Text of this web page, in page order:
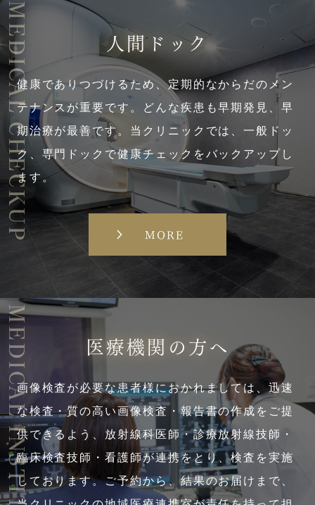
MEDICAL CHECKUP 人間ドック
健康でありつづけるため、定期的なからだのメン
テナンスが重要です。どんな疾患も早期発見、早
期治療が最善です。当クリニックでは、一般ドッ
ク、専門ドックで健康チェックをバックアップし
ます。
MORE
医療機関の方へ
画像検査が必要な患者様におかれましては、迅速
な検査・質の高い画像検査・報告書の作成をご提
供できるよう、放射線科医師・診療放射線技師・
臨床検査技師・看護師が連携をとり、検査を実施
しております。ご予約から、結果のお届けまで、